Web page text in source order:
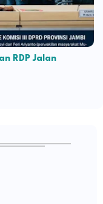
RDP Jalan